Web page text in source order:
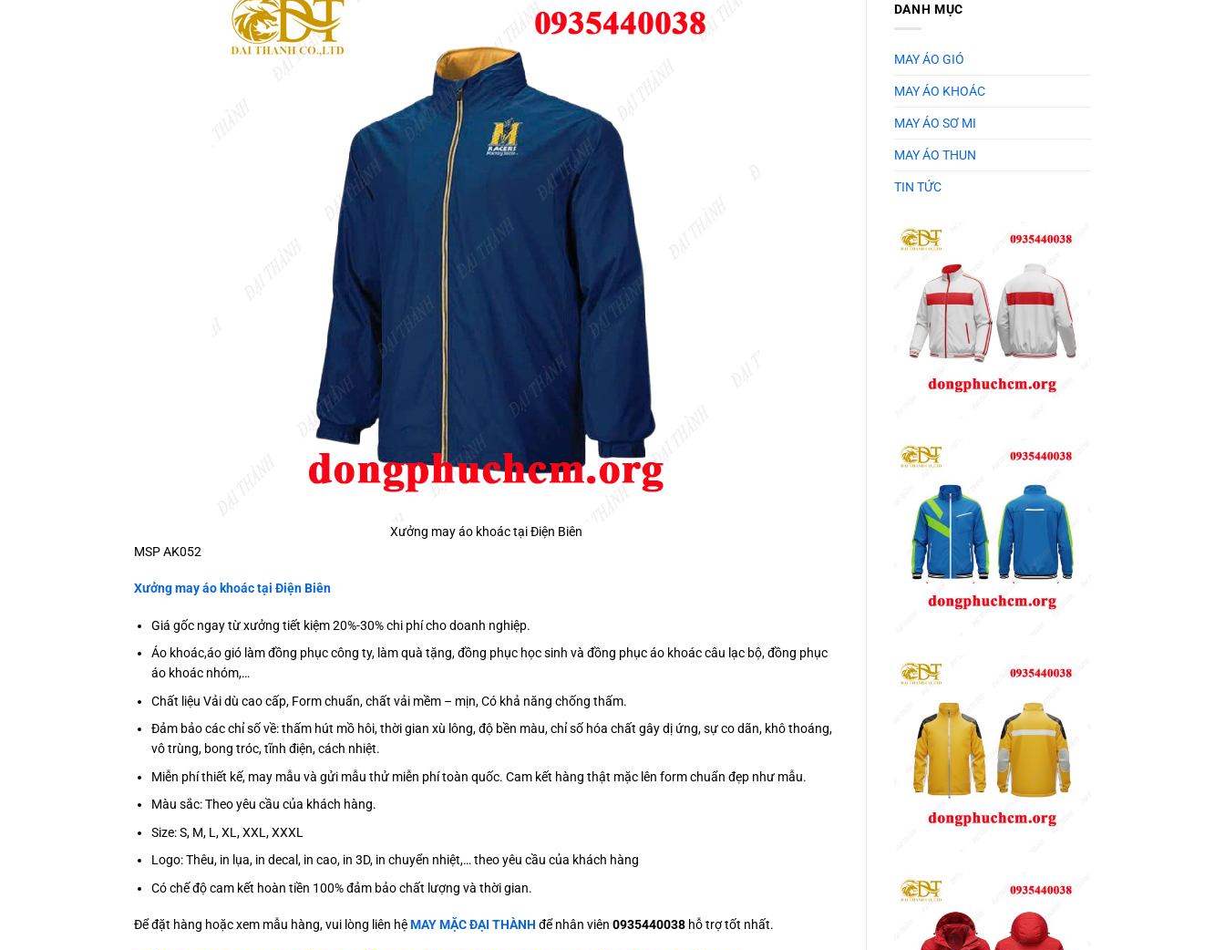
Xưởng may áo khoác tại Điện Biên
MSP AK052
Xưởng may áo khoác tại Điện Biên
Giá gốc ngay từ xưởng tiết kiệm 20%-30% chi phí cho doanh nghiệp.
Áo khoác,áo gió làm đồng phục công ty, làm quà tặng, đồng phục học sinh và đồng phục áo khoác câu lạc bộ, đồng phục
áo khoác nhóm,…
Chất liệu Vải dù cao cấp, Form chuẩn, chất vải mềm – mịn, Có khả năng chống thấm.
Đảm bảo các chỉ số về: thấm hút mồ hôi, thời gian xù lông, độ bền màu, chỉ số hóa chất gây dị ứng, sự co dãn, khô thoáng,
vô trùng, bong tróc, tĩnh điện, cách nhiệt.
Miễn phí thiết kế, may mẫu và gửi mẫu thử miễn phí toàn quốc. Cam kết hàng thật mặc lên form chuẩn đẹp như mẫu.
Màu sắc: Theo yêu cầu của khách hàng.
Size: S, M, L, XL, XXL, XXXL
Logo: Thêu, in lụa, in decal, in cao, in 3D, in chuyển nhiệt,… theo yêu cầu của khách hàng
Có chế độ cam kết hoàn tiền 100% đảm bảo chất lượng và thời gian.
Để đặt hàng hoặc xem mẫu hàng, vui lòng liên hệMAY MẶC ĐẠI THÀNH để nhân viên 0935440038 hỗ trợ tốt nhất.
DANH MỤC
MAY ÁO GIÓ
MAY ÁO KHOÁC
MAY ÁO SƠ MI
MAY ÁO THUN
TIN TỨC